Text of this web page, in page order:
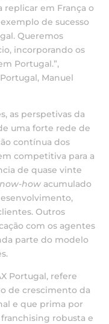
replicar em França o
de sucesso
Queremos
incorporando os
Portugal.”,
Manuel
as perspetivas da
uma forte rede de
contínua dos
competitiva para a
de quase vinte
how acumulado
Outros
com os agentes
parte do modelo
Portugal, refere
de crescimento da
e que prima por
robusta e